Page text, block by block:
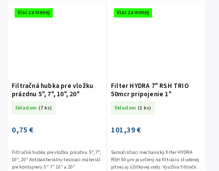
Viac za menej
Filtračná hubka pre vložku
prázdnu 5", 7", 10", 20"
Skladom (7 ks)
0,75 €
Filtračná hubka pre vložku prázdnu 5", 7",
10", 20" Antibakteriálny tesniaci materiál
pre kontajnery 5" 7" 10" a 20".
Viac za menej
Filter HYDRA 7" RSH TRIO
50mcr pripojenie 1"
Skladom (1 ks)
101,39 €
Samočistiaci mechanický filter HYDRA
RSH 50 μm je určený na filtráciu studenej
pitnej aj úžitkovej vody. Využíva filtračnú